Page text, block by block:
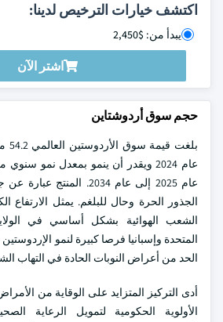
اكتشف خيارات الترخيص لدينا:
يبدأ من: $2,450
اشتر الآن
حجم سوق أردوشتاين
عام 2025 إلى عام 2034.
الجذور الحرة وحال للبلغم. يمثل الارتفاع
الشعب الهوائية بشكل أساسي في
المتحدة وإسبانيا فرصا كبيرة لنمو الإردوستين
الحد من أعراض النوبات الحادة في التهاب
أدى التركيز المتزايد على الوقاية من
الأولوية الحكومية لتمويل الرعاية